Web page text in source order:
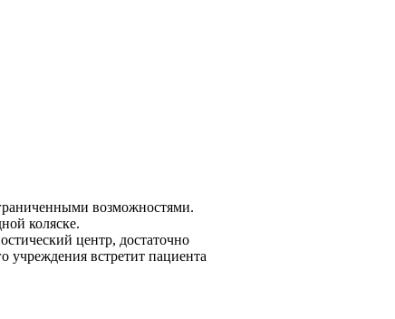
возможностями.
коляске.
центр, достаточно
учреждения встретит пациента